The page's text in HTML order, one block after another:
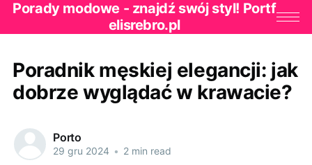
Porady modowe - znajdź swój styl! Portf
elisrebro.pl
Poradnik męskiej elegancji: jak
dobrze wyglądać w krawacie?
Porto
29 gru 2024 • 2 min read